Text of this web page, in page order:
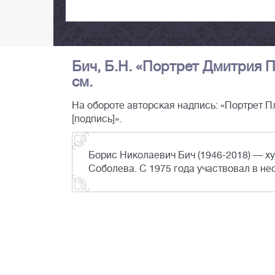
Бич, Б.Н. «Портрет Дмитрия
см.
На обороте авторская надпись: «Портрет
[подпись]».
Борис Николаевич Бич (1946-2018) —
Соболева. С 1975 года участвовал в